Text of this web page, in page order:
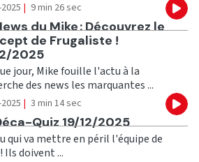
| 9 min 26 sec
du Mike : Découvrez le
de Frugaliste !
2025
jour, Mike fouille l'actu à la
des news les marquantes ...
| 3 min 14 sec
Quiz 19/12/2025
qui va mettre en péril l'équipe de
Ils doivent ...